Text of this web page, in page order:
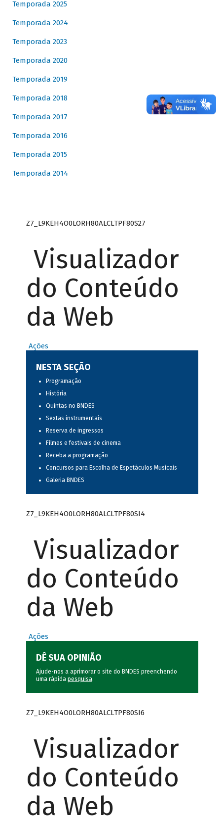
Temporada 2025
Temporada 2024
Temporada 2023
Temporada 2020
Temporada 2019
Temporada 2018
Temporada 2017
Temporada 2016
Temporada 2015
Temporada 2014
Z7_L9KEH4O0LORH80ALCLTPF80S27
Visualizador
do Conteúdo
da Web
Ações
NESTA SEÇÃO
Programação
História
Quintas no BNDES
Sextas instrumentais
Reserva de ingressos
Filmes e festivais de cinema
Receba a programação
Concursos para Escolha de Espetáculos Musicais
Galeria BNDES
Z7_L9KEH4O0LORH80ALCLTPF80SI4
Visualizador
do Conteúdo
da Web
Ações
DÊ SUA OPINIÃO
Ajude-nos a aprimorar o site do BNDES preenchendo
uma rápida pesquisa.
Z7_L9KEH4O0LORH80ALCLTPF80SI6
Visualizador
do Conteúdo
da Web